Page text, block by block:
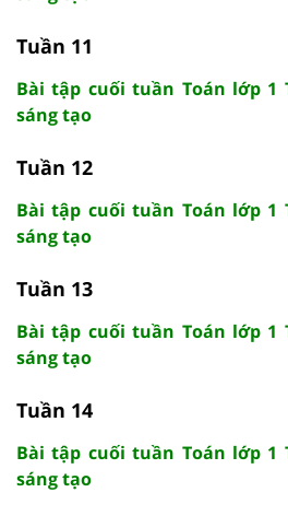
Tuần 11
Bài tập cuối tuần Toán lớp 1
sáng tạo
Tuần 12
Bài tập cuối tuần Toán lớp 1
sáng tạo
Tuần 13
Bài tập cuối tuần Toán lớp 1
sáng tạo
Tuần 14
Bài tập cuối tuần Toán lớp 1
sáng tạo